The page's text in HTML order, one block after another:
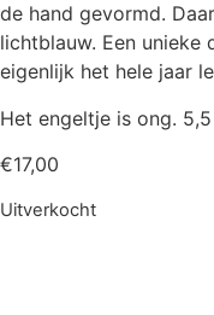
de hand gevormd.
lichtblauw. Een
eigenlijk het hele jaar
Het engeltje is ong.
€17,00
Uitverkocht